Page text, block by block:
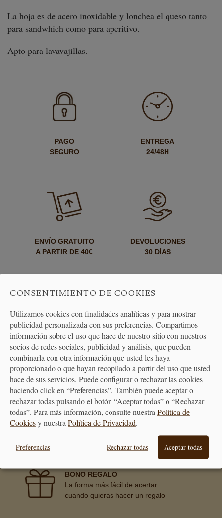
La hoja es de acero inoxidable y lonchea el queso tanto
para sandwhich como para aperitivo.
Apto para lavavajillas.
PAGO
SEGURO
ENTREGA
24/48H
ENVÍO GRATUITO
A PARTIR DE 40€
DEVOLUCIONES
30 DÍAS
ATENCIÓN
AL CLIENTE
PREMIAMOS TUS COMPRAS
Consigue puntos en tus compras
que se transformarán en vales
BONO REGALO
La forma más fácil de acertar
cuando quieras hacer un regalo
CONSENTIMIENTO DE COOKIES
Utilizamos cookies con finalidades analíticas y para mostrar
publicidad personalizada con sus preferencias. Compartimos
información sobre el uso que hace de nuestro sitio con nuestros
socios de redes sociales, publicidad y análisis, que pueden
combinarla con otra información que usted les haya
proporcionado o que hayan recopilado a partir del uso que usted
hace de sus servicios. Puede configurar o rechazar las cookies
haciendo click en “Preferencias”. También puede aceptar o
rechazar todas pulsando el botón “Aceptar todas” o “Rechazar
todas”. Para más información, consulte nuestraPolítica de
Cookiesy nuestraPolítica de Privacidad.
Preferencias Rechazar todas Aceptar todas